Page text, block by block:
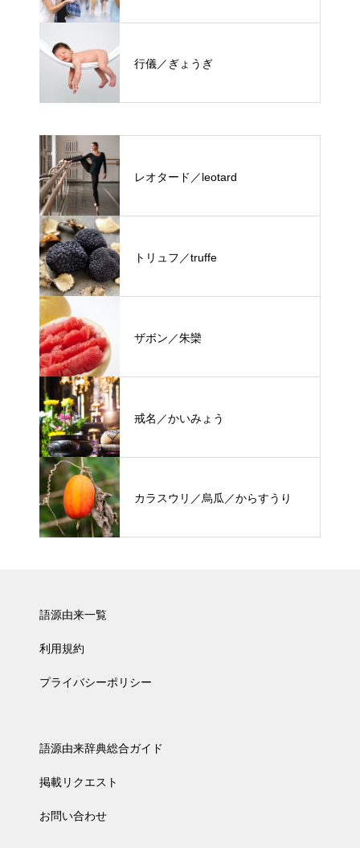
行儀／ぎょうぎ
レオタード／leotard
トリュフ／truffe
ザボン／朱欒
戒名／かいみょう
カラスウリ／烏瓜／からすうり
語源由来一覧
利用規約
プライバシーポリシー
語源由来辞典総合ガイド
掲載リクエスト
お問い合わせ